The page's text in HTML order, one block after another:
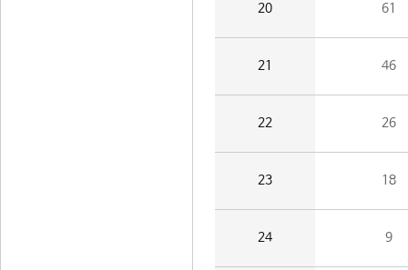
20 61
21 46
22 26
23 18
24 9